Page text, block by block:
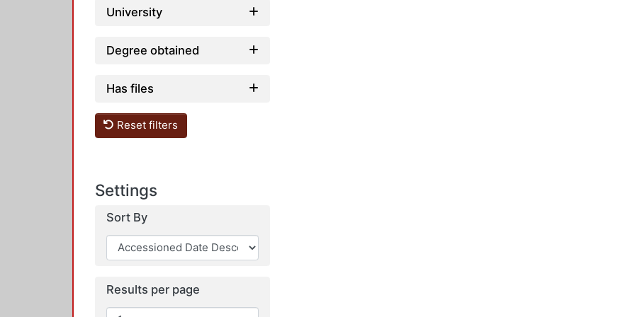
University
Degree obtained
Has files
Reset filters
Settings
Sort By
Results per page